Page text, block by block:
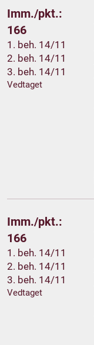
Imm./pkt.:
166
1. beh. 14/11
2. beh. 14/11
3. beh. 14/11
Vedtaget
Imm./pkt.:
166
1. beh. 14/11
2. beh. 14/11
3. beh. 14/11
Vedtaget